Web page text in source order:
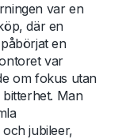
var en
där en
en
var
om fokus utan
Man
jubileer,